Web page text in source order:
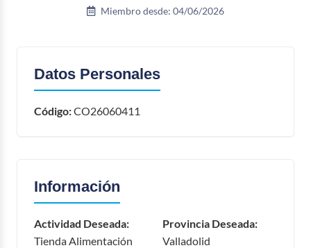
Miembro desde: 04/06/2026
Datos Personales
Código:CO26060411
Información
Actividad Deseada:
Tienda Alimentación
Provincia Deseada:
Valladolid